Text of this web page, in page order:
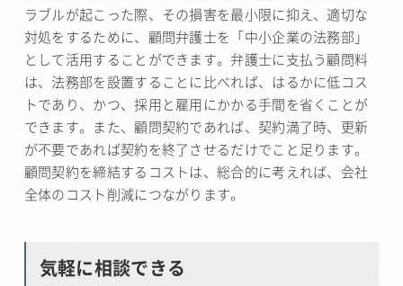
ラブルが起こった際、その損害を最小限に抑え、適切な
対処をするために、顧問弁護士を「中小企業の法務部」
として活用することができます。弁護士に支払う顧問料
は、法務部を設置することに比べれば、はるかに低コス
トであり、かつ、採用と雇用にかかる手間を省くことが
できます。また、顧問契約であれば、契約満了時、更新
が不要であれば契約を終了させるだけでこと足ります。
顧問契約を締結するコストは、総合的に考えれば、会社
全体のコスト削減につながります。
気軽に相談できる